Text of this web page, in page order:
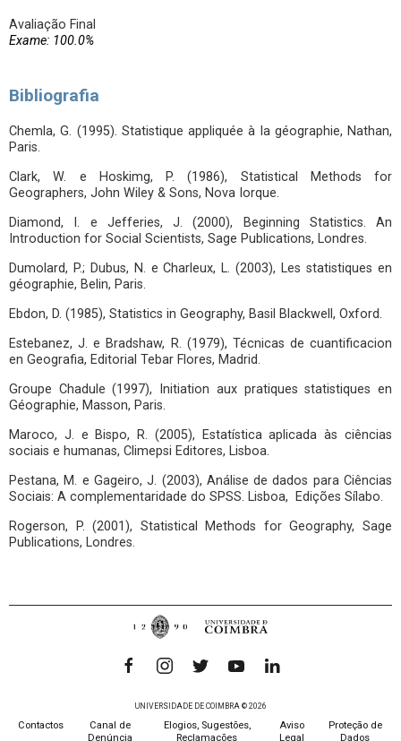
Avaliação Final
Exame: 100.0%
Bibliografia
Chemla, G. (1995). Statistique appliquée à la géographie, Nathan,
Paris.
Clark, W. e Hoskimg, P. (1986), Statistical Methods for
Geographers, John Wiley & Sons, Nova Iorque.
Diamond, I. e Jefferies, J. (2000), Beginning Statistics. An
Introduction for Social Scientists, Sage Publications, Londres.
Dumolard, P.; Dubus, N. e Charleux, L. (2003), Les statistiques en
géographie, Belin, Paris.
Ebdon, D. (1985), Statistics in Geography, Basil Blackwell, Oxford.
Estebanez, J. e Bradshaw, R. (1979), Técnicas de cuantificacion
en Geografia, Editorial Tebar Flores, Madrid.
Groupe Chadule (1997), Initiation aux pratiques statistiques en
Géographie, Masson, Paris.
Maroco, J. e Bispo, R. (2005), Estatística aplicada às ciências
sociais e humanas, Climepsi Editores, Lisboa.
Pestana, M. e Gageiro, J. (2003), Análise de dados para Ciências
Sociais: A complementaridade do SPSS. Lisboa, Edições Sílabo.
Rogerson, P. (2001), Statistical Methods for Geography, Sage
Publications, Londres.
UNIVERSIDADE DE COIMBRA © 2026
Contactos
Canal de
Denúncia
Elogios, Sugestões,
Reclamações
Aviso
Legal
Proteção de
Dados